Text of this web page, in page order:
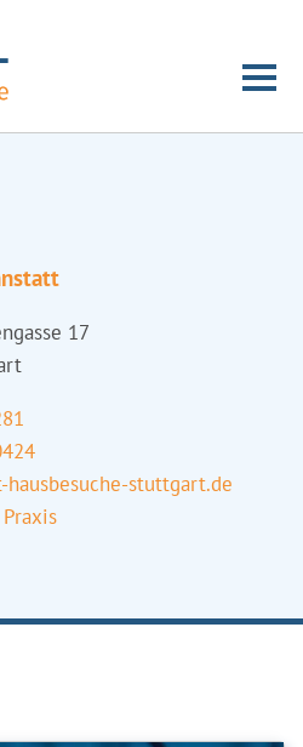
17
stuttgart.de